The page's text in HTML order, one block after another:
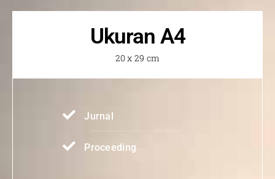
Ukuran A4
20 x 29 cm
Jurnal
Proceeding